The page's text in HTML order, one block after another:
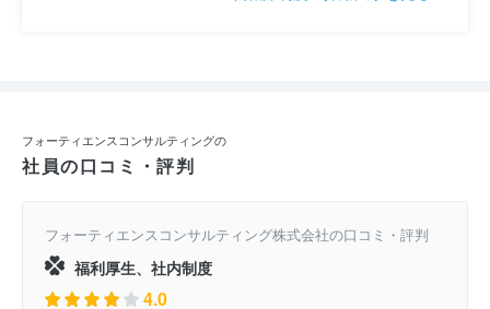
フォーティエンスコンサルティングの
社員の口コミ・評判
フォーティエンスコンサルティング株式会社の口コミ・評判
福利厚生、社内制度
4.0